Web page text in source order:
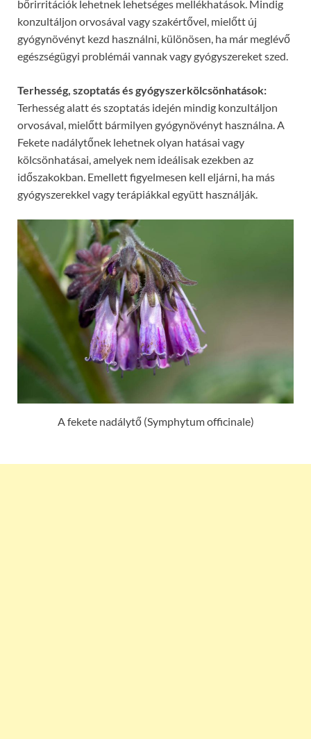
bőrirritációk lehetnek lehetséges mellékhatások. Mindig
konzultáljon orvosával vagy szakértővel, mielőtt új
gyógynövényt kezd használni, különösen, ha már meglévő
egészségügyi problémái vannak vagy gyógyszereket szed.
Terhesség, szoptatás és gyógyszerkölcsönhatások:
Terhesség alatt és szoptatás idején mindig konzultáljon
orvosával, mielőtt bármilyen gyógynövényt használna. A
Fekete nadálytőnek lehetnek olyan hatásai vagy
kölcsönhatásai, amelyek nem ideálisak ezekben az
időszakokban. Emellett figyelmesen kell eljárni, ha más
gyógyszerekkel vagy terápiákkal együtt használják.
A fekete nadálytő (Symphytum officinale)